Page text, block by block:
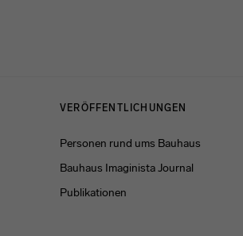
VERÖFFENTLICHUNGEN
Personen rund ums Bauhaus
Bauhaus Imaginista Journal
Publikationen